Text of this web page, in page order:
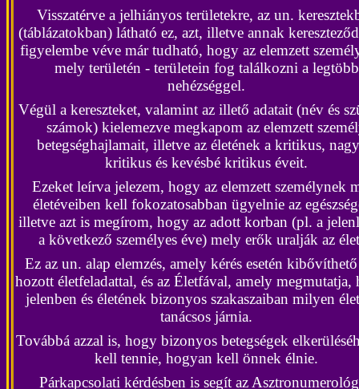
Visszatérve a jelhiányos területekre, az un.
(táblázatokban) látható ez, azt, illetve annak
figyelembe véve már tudható, hogy az elemzett
mely területén - területein fog találkozni a legtöbb
nehézséggel.
Végül a kereszteket, valamint az illető adatait (név és
számok) kielemezve megkapom az elemzett
betegséghajlamait, illetve az életének a kritikus,
kritikus és kevésbé kritikus éveit.
Ezeket leírva jelezem, hogy az elemzett személynek
életéveiben kell fokozatosabban ügyelnie az
illetve azt is megírom, hogy az adott korban (pl. a
a következő személyes éve) mely erők uralják az
Ez az un. alap elemzés, amely kérés esetén
hozott életfeladattal, és az Életfával, amely megmutatja,
jelenben és életének bizonyos szakaszaiban milyen
tanácsos járnia.
Továbbá azzal is, hogy bizonyos betegségek
kell tennie, hogyan kell önnek élnie.
Párkapcsolati kérdésben is segít az